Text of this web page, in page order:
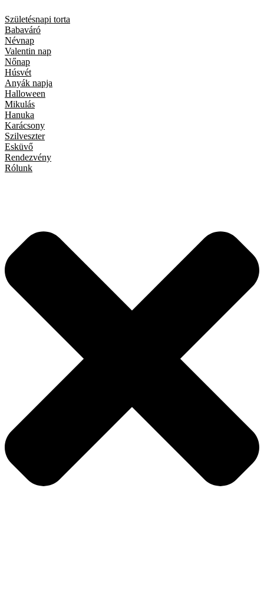
Születésnapi torta
Babaváró
Névnap
Valentin nap
Nőnap
Húsvét
Anyák napja
Halloween
Mikulás
Hanuka
Karácsony
Szilveszter
Esküvő
Rendezvény
Rólunk